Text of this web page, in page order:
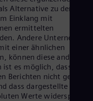
Alternative zu den im
Einklang mit
ermittelten
Andere
einer ähnlichen
können diese anders
es möglich, dass sich
Berichten nicht genau
dass dargestellte
Werte